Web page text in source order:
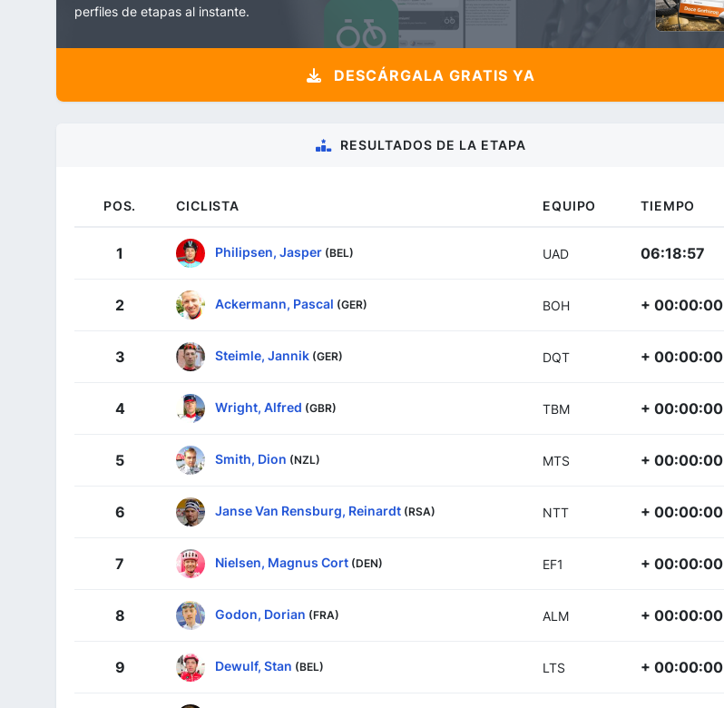
perfiles de etapas al instante.
DESCÁRGALA GRATIS YA
RESULTADOS DE LA ETAPA
POS. CICLISTA EQUIPO TIEMPO
1 Philipsen, Jasper (BEL) UAD 06:18:57
2 Ackermann, Pascal (GER) BOH + 00:00:00
3 Steimle, Jannik (GER) DQT + 00:00:00
4 Wright, Alfred (GBR) TBM + 00:00:00
5 Smith, Dion (NZL) MTS + 00:00:00
6 Janse Van Rensburg, Reinardt (RSA) NTT + 00:00:00
7 Nielsen, Magnus Cort (DEN) EF1 + 00:00:00
8 Godon, Dorian (FRA) ALM + 00:00:00
9 Dewulf, Stan (BEL) LTS + 00:00:00